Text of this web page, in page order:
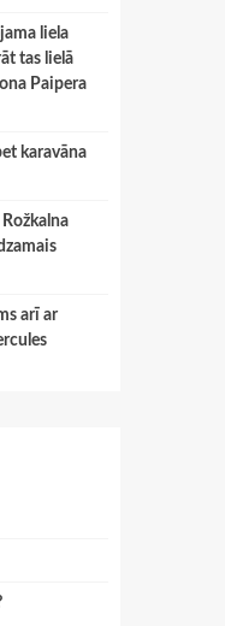
liela
tas lielā
Paipera
karavāna
arī ar